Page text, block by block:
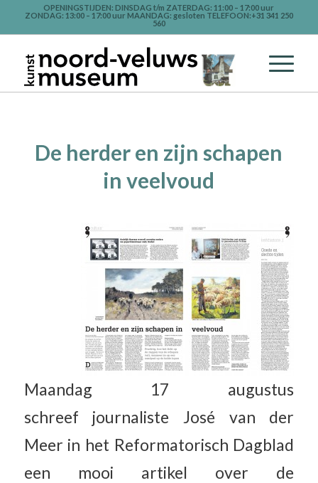
OPENINGSTIJDEN: DINSDAG t/m ZATERDAG: 11:00 – 17:00 uur
ZONDAG: 13:00 – 17:00 uur MAANDAG: gesloten TELEFOON:+31 341 250
560
De herder en zijn schapen
in veelvoud
Maandag 17 augustus
schreef journaliste José van der
Meer in het Reformatorisch Dagblad
een mooi artikel over de